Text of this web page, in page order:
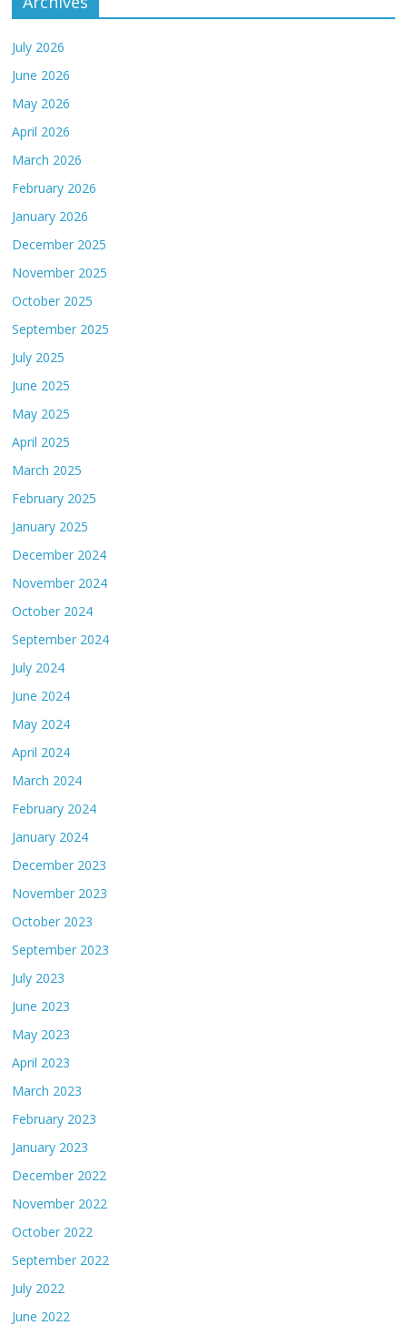
July 2026
June 2026
May 2026
April 2026
March 2026
February 2026
January 2026
December 2025
November 2025
October 2025
September 2025
July 2025
June 2025
May 2025
April 2025
March 2025
February 2025
January 2025
December 2024
November 2024
October 2024
September 2024
July 2024
June 2024
May 2024
April 2024
March 2024
February 2024
January 2024
December 2023
November 2023
October 2023
September 2023
July 2023
June 2023
May 2023
April 2023
March 2023
February 2023
January 2023
December 2022
November 2022
October 2022
September 2022
July 2022
June 2022